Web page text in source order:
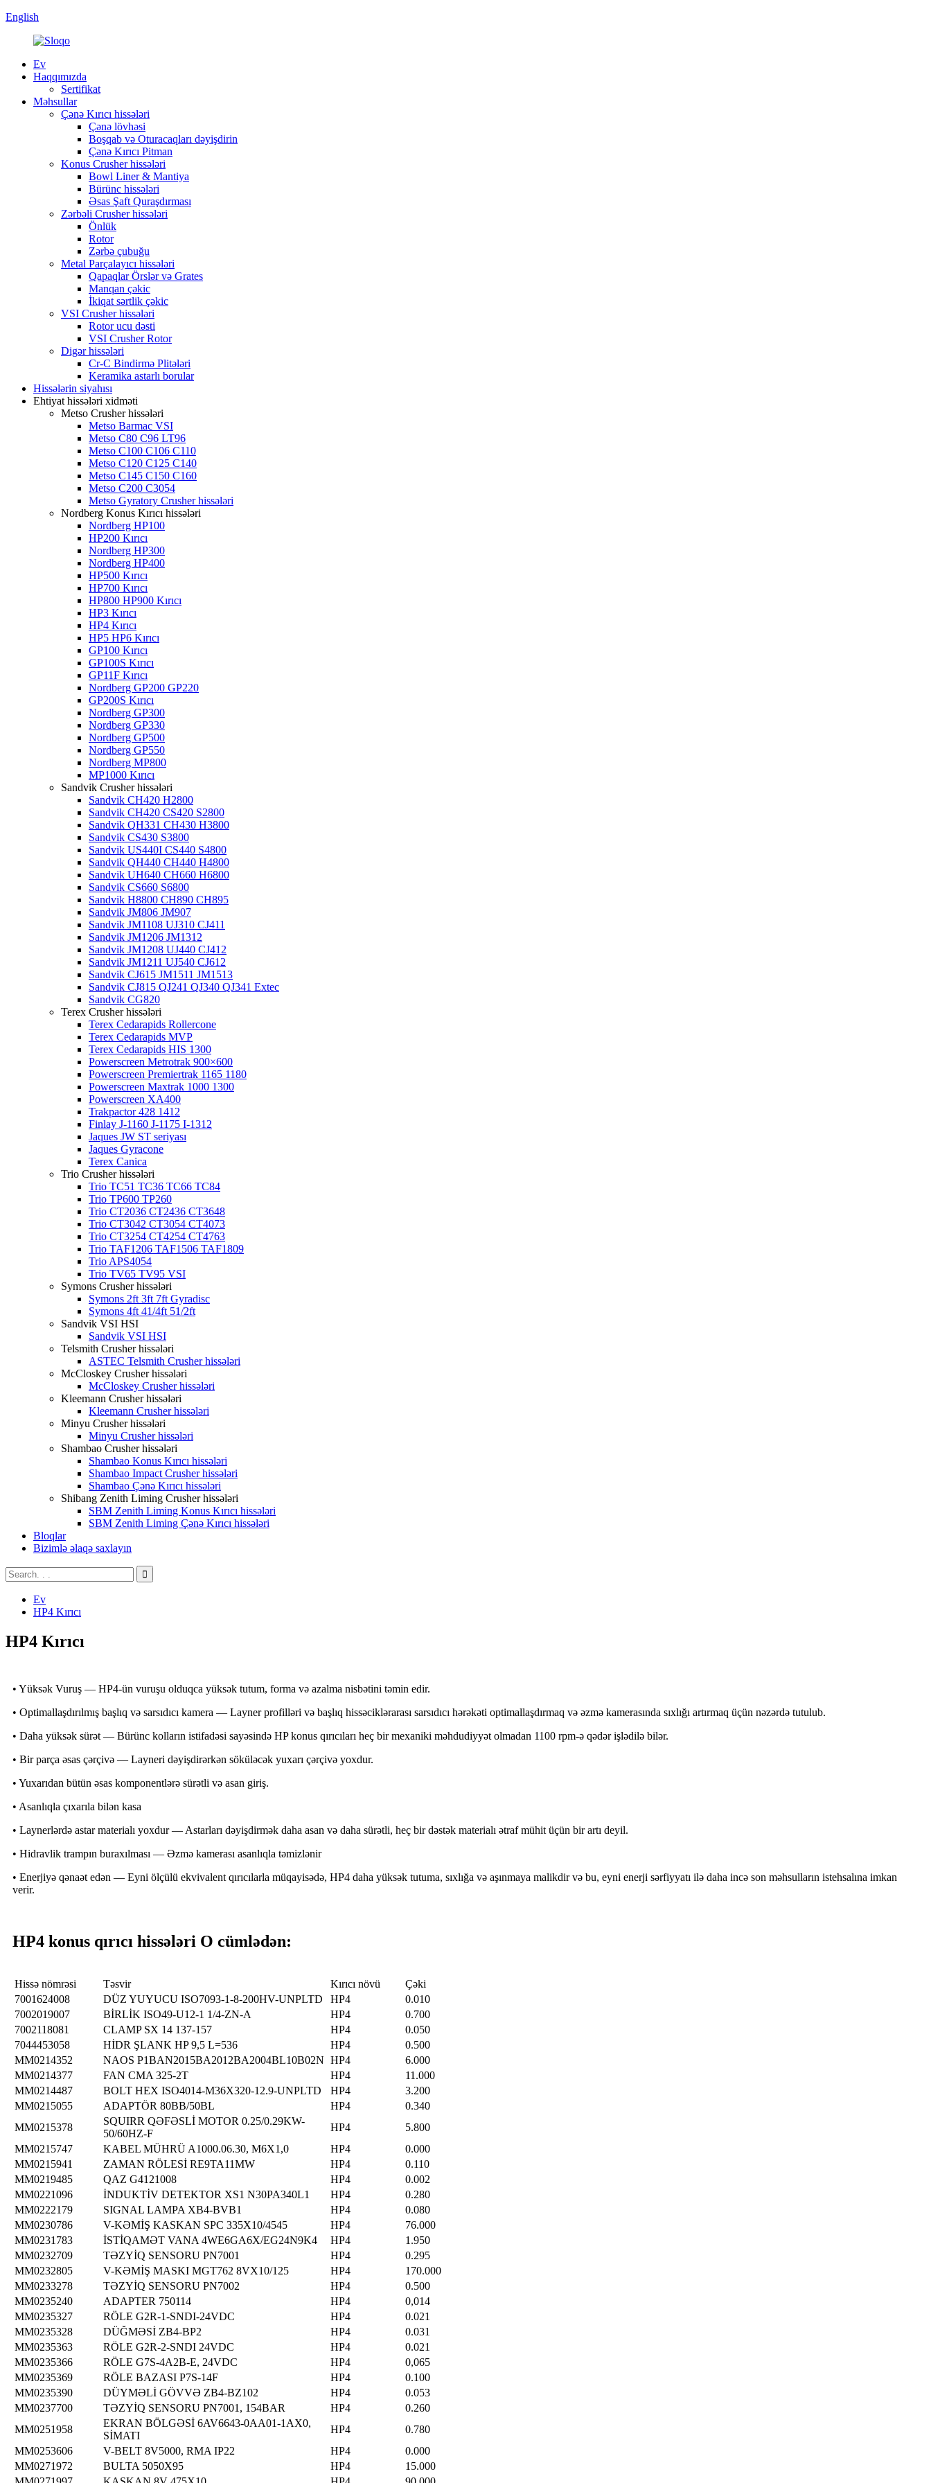
English
Ev
Haqqımızda
Sertifikat
Məhsullar
Çənə Kırıcı hissələri
Çənə lövhəsi
Boşqab və Oturacaqları dəyişdirin
Çənə Kırıcı Pitman
Konus Crusher hissələri
Bowl Liner & Mantiya
Bürünc hissələri
Əsas Şaft Quraşdırması
Zərbəli Crusher hissələri
Önlük
Rotor
Zərbə çubuğu
Metal Parçalayıcı hissələri
Qapaqlar Örslər və Grates
Manqan çəkic
İkiqat sərtlik çəkic
VSI Crusher hissələri
Rotor ucu dəsti
VSI Crusher Rotor
Digər hissələri
Cr-C Bindirmə Plitələri
Keramika astarlı borular
Hissələrin siyahısı
Ehtiyat hissələri xidməti
Metso Crusher hissələri
Metso Barmac VSI
Metso C80 C96 LT96
Metso C100 C106 C110
Metso C120 C125 C140
Metso C145 C150 C160
Metso C200 C3054
Metso Gyratory Crusher hissələri
Nordberg Konus Kırıcı hissələri
Nordberg HP100
HP200 Kırıcı
Nordberg HP300
Nordberg HP400
HP500 Kırıcı
HP700 Kırıcı
HP800 HP900 Kırıcı
HP3 Kırıcı
HP4 Kırıcı
HP5 HP6 Kırıcı
GP100 Kırıcı
GP100S Kırıcı
GP11F Kırıcı
Nordberg GP200 GP220
GP200S Kırıcı
Nordberg GP300
Nordberg GP330
Nordberg GP500
Nordberg GP550
Nordberg MP800
MP1000 Kırıcı
Sandvik Crusher hissələri
Sandvik CH420 H2800
Sandvik CH420 CS420 S2800
Sandvik QH331 CH430 H3800
Sandvik CS430 S3800
Sandvik US440I CS440 S4800
Sandvik QH440 CH440 H4800
Sandvik UH640 CH660 H6800
Sandvik CS660 S6800
Sandvik H8800 CH890 CH895
Sandvik JM806 JM907
Sandvik JM1108 UJ310 CJ411
Sandvik JM1206 JM1312
Sandvik JM1208 UJ440 CJ412
Sandvik JM1211 UJ540 CJ612
Sandvik CJ615 JM1511 JM1513
Sandvik CJ815 QJ241 QJ340 QJ341 Extec
Sandvik CG820
Terex Crusher hissələri
Terex Cedarapids Rollercone
Terex Cedarapids MVP
Terex Cedarapids HIS 1300
Powerscreen Metrotrak 900×600
Powerscreen Premiertrak 1165 1180
Powerscreen Maxtrak 1000 1300
Powerscreen XA400
Trakpactor 428 1412
Finlay J-1160 J-1175 I-1312
Jaques JW ST seriyası
Jaques Gyracone
Terex Canica
Trio Crusher hissələri
Trio TC51 TC36 TC66 TC84
Trio TP600 TP260
Trio CT2036 CT2436 CT3648
Trio CT3042 CT3054 CT4073
Trio CT3254 CT4254 CT4763
Trio TAF1206 TAF1506 TAF1809
Trio APS4054
Trio TV65 TV95 VSI
Symons Crusher hissələri
Symons 2ft 3ft 7ft Gyradisc
Symons 4ft 41/4ft 51/2ft
Sandvik VSI HSI
Sandvik VSI HSI
Telsmith Crusher hissələri
ASTEC Telsmith Crusher hissələri
McCloskey Crusher hissələri
McCloskey Crusher hissələri
Kleemann Crusher hissələri
Kleemann Crusher hissələri
Minyu Crusher hissələri
Minyu Crusher hissələri
Shambao Crusher hissələri
Shambao Konus Kırıcı hissələri
Shambao Impact Crusher hissələri
Shambao Çənə Kırıcı hissələri
Shibang Zenith Liming Crusher hissələri
SBM Zenith Liming Konus Kırıcı hissələri
SBM Zenith Liming Çənə Kırıcı hissələri
Bloqlar
Bizimlə əlaqə saxlayın
Ev
HP4 Kırıcı
HP4 Kırıcı
• Yüksək Vuruş — HP4-ün vuruşu olduqca yüksək tutum, forma və azalma nisbətini təmin edir.
• Optimallaşdırılmış başlıq və sarsıdıcı kamera — Layner profilləri və başlıq hissəciklərarası sarsıdıcı hərəkəti optimallaşdırmaq və əzmə kamerasında sıxlığı artırmaq üçün nəzərdə tutulub.
• Daha yüksək sürət — Bürünc kolların istifadəsi sayəsində HP konus qırıcıları heç bir mexaniki məhdudiyyət olmadan 1100 rpm-ə qədər işlədilə bilər.
• Bir parça əsas çərçivə — Layneri dəyişdirərkən söküləcək yuxarı çərçivə yoxdur.
• Yuxarıdan bütün əsas komponentlərə sürətli və asan giriş.
• Asanlıqla çıxarıla bilən kasa
• Laynerlərdə astar materialı yoxdur — Astarları dəyişdirmək daha asan və daha sürətli, heç bir dəstək materialı ətraf mühit üçün bir artı deyil.
• Hidravlik trampın buraxılması — Əzmə kamerası asanlıqla təmizlənir
• Enerjiyə qənaət edən — Eyni ölçülü ekvivalent qırıcılarla müqayisədə, HP4 daha yüksək tutuma, sıxlığa və aşınmaya malikdir və bu, eyni enerji sərfiyyatı ilə daha incə son məhsulların istehsalına imkan
verir.
HP4 konus qırıcı hissələri O cümlədən:
Hissə nömrəsi Təsvir Kırıcı növü
Çəki
7001624008
DÜZ YUYUCU ISO7093-1-8-200HV-UNPLTD HP4
0.010
7002019007
BİRLİK ISO49-U12-1 1/4-ZN-A HP4
0.700
7002118081
CLAMP SX 14 137-157 HP4
0.050
7044453058
HİDR ŞLANK HP 9,5 L=536 HP4
0.500
MM0214352
NAOS P1BAN2015BA2012BA2004BL10B02N HP4
6.000
MM0214377
FAN CMA 325-2T HP4
11.000
MM0214487
BOLT HEX ISO4014-M36X320-12.9-UNPLTD HP4
3.200
MM0215055
ADAPTÖR 80BB/50BL HP4
0.340
MM0215378
SQUIRR QƏFƏSLİ MOTOR 0.25/0.29KW-
50/60HZ-F
HP4
5.800
MM0215747
KABEL MÜHRÜ A1000.06.30, M6X1,0 HP4
0.000
MM0215941
ZAMAN RÖLESİ RE9TA11MW HP4
0.110
MM0219485
QAZ G4121008 HP4
0.002
MM0221096
İNDUKTİV DETEKTOR XS1 N30PA340L1 HP4
0.280
MM0222179
SIGNAL LAMPA XB4-BVB1 HP4
0.080
MM0230786
V-KƏMİŞ KASKAN SPC 335X10/4545 HP4
76.000
MM0231783
İSTİQAMƏT VANA 4WE6GA6X/EG24N9K4 HP4
1.950
MM0232709
TƏZYİQ SENSORU PN7001 HP4
0.295
MM0232805
V-KƏMİŞ MASKI MGT762 8VX10/125 HP4
170.000
MM0233278
TƏZYİQ SENSORU PN7002 HP4
0.500
MM0235240
ADAPTER 750114 HP4
0,014
MM0235327
RÖLE G2R-1-SNDI-24VDC HP4
0.021
MM0235328
DÜĞMƏSİ ZB4-BP2 HP4
0.031
MM0235363
RÖLE G2R-2-SNDI 24VDC HP4
0.021
MM0235366
RÖLE G7S-4A2B-E, 24VDC HP4
0,065
MM0235369
RÖLE BAZASI P7S-14F HP4
0.100
MM0235390
DÜYMƏLİ GÖVVƏ ZB4-BZ102 HP4
0.053
MM0237700
TƏZYİQ SENSORU PN7001, 154BAR HP4
0.260
MM0251958
EKRAN BÖLGƏSİ 6AV6643-0AA01-1AX0,
SİMATI
HP4
0.780
MM0253606
V-BELT 8V5000, RMA IP22 HP4
0.000
MM0271972
BULTA 5050X95 HP4
15.000